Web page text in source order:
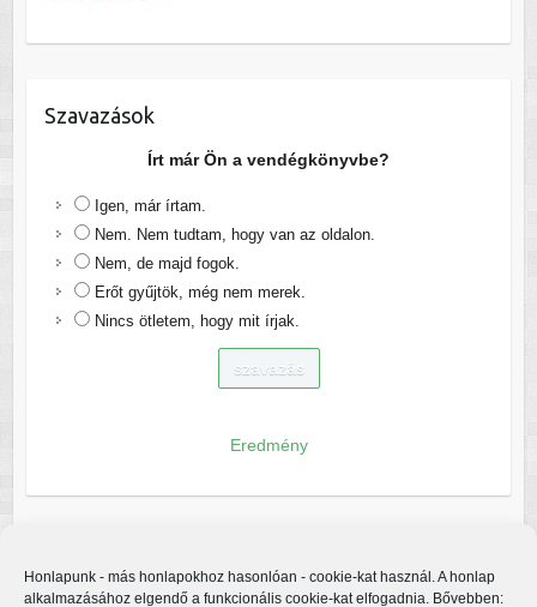
Honlapunk - más honlapokhoz hasonlóan - cookie-kat használ. A honlap
alkalmazásához elgendő a funkcionális cookie-kat elfogadnia. Bővebben:
Szavazások
Írt már Ön a vendégkönyvbe?
Igen, már írtam.
Nem. Nem tudtam, hogy van az oldalon.
Nem, de majd fogok.
Erőt gyűjtök, még nem merek.
Nincs ötletem, hogy mit írjak.
Eredmény